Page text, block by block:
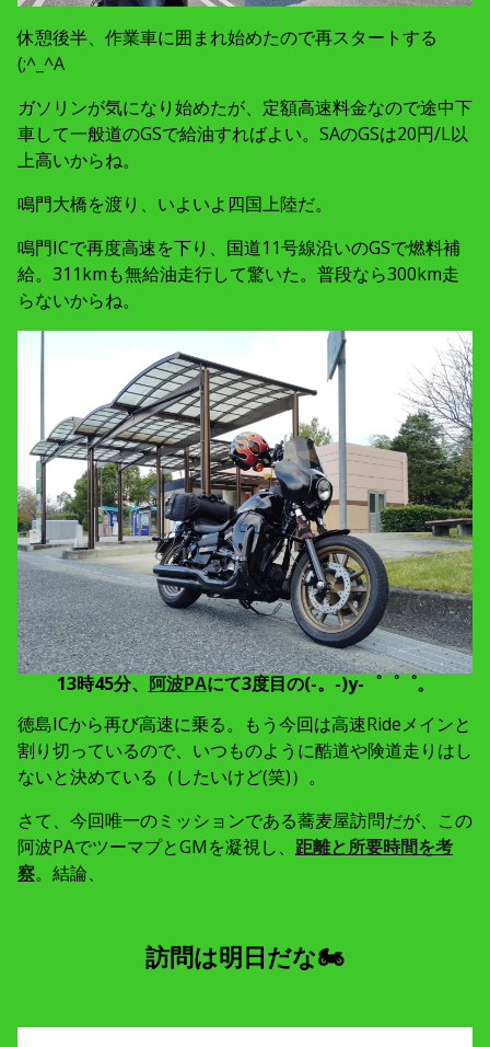
休憩後半、作業車に囲まれ始めたので再スタートする
(;^_^A
ガソリンが気になり始めたが、定額高速料金なので途中下
車して一般道のGSで給油すればよい。SAのGSは20円/L以
上高いからね。
鳴門大橋を渡り、いよいよ四国上陸だ。
鳴門ICで再度高速を下り、国道11号線沿いのGSで燃料補
給。311kmも無給油走行して驚いた。普段なら300km走
らないからね。
13時45分、 阿波PAにて3度目の(-。-)y-゜゜゜。
徳島ICから再び高速に乗る。もう今回は高速Rideメインと
割り切っているので、いつものように酷道や険道走りはし
ないと決めている（したいけど(笑)）。
さて、今回唯一のミッションである蕎麦屋訪問だが、この
阿波PAでツーマプとGMを凝視し、 距離と所要時間を考
察。結論、
訪問は明日だな🏍